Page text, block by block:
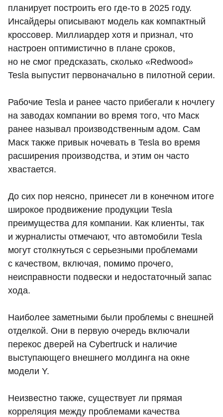
планирует построить его где-то в 2025 году.
Инсайдеры описывают модель как компактный
кроссовер. Миллиардер хотя и признал, что
настроен оптимистично в плане сроков,
но не смог предсказать, сколько «Redwood»
Tesla выпустит первоначально в пилотной серии.
Рабочие Tesla и ранее часто прибегали к ночлегу
на заводах компании во время того, что Маск
ранее называл производственным адом. Сам
Маск также привык ночевать в Tesla во время
расширения производства, и этим он часто
хвастается.
До сих пор неясно, принесет ли в конечном итоге
широкое продвижение продукции Tesla
преимущества для компании. Как клиенты, так
и журналисты отмечают, что автомобили Tesla
могут столкнуться с серьезными проблемами
с качеством, включая, помимо прочего,
неисправности подвески и недостаточный запас
хода.
Наиболее заметными были проблемы с внешней
отделкой. Они в первую очередь включали
перекос дверей на Cybertruck и наличие
выступающего внешнего молдинга на окне
модели Y.
Неизвестно также, существует ли прямая
корреляция между проблемами качества